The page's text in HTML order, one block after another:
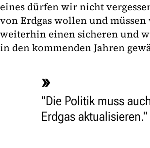
eines dürfen wir nicht
von Erdgas wollen und
weiterhin einen sicheren und
in den kommenden Jahren
"Die Politik muss
Erdgas aktualisieren."